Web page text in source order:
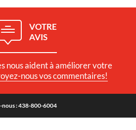
VOTRE
AVIS
nous aident à améliorer votre
nous vos commentaires!
nous : 438-800-6004